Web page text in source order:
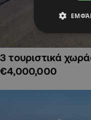
3 τουριστικά
€4,000,000